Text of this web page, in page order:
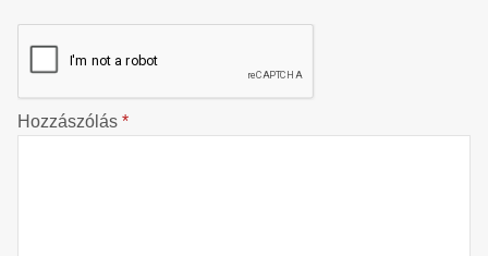
Hozzászólás *